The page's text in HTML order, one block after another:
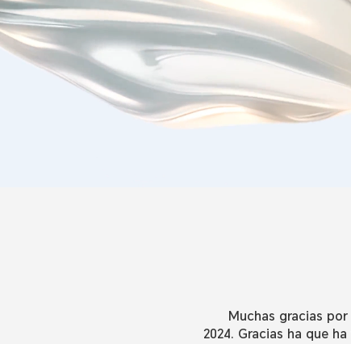
Muchas gracias
2024. Gracias ha que